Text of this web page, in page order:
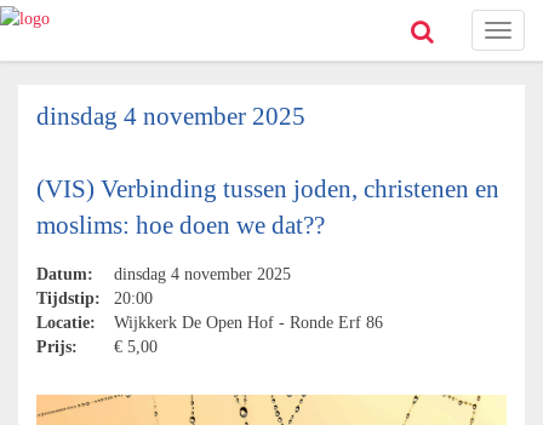
Toggle
dinsdag 4 november 2025
(VIS) Verbinding tussen joden, christenen en
moslims: hoe doen we dat??
Datum:
dinsdag 4 november 2025
Tijdstip:
20:00
Locatie:
Wijkkerk De Open Hof - Ronde Erf 86
Prijs:
€ 5,00